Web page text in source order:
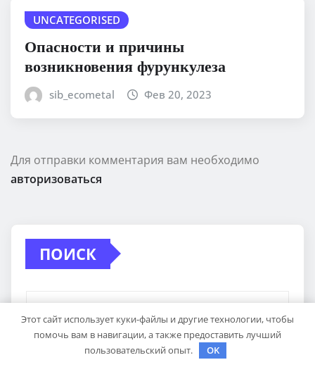
UNCATEGORISED
Опасности и причины
возникновения фурункулеза
sib_ecometal Фев 20, 2023
Для отправки комментария вам необходимо
авторизоваться
ПОИСК
Поиск
Этот сайт использует куки-файлы и другие технологии, чтобы
помочь вам в навигации, а также предоставить лучший
пользовательский опыт.
OK